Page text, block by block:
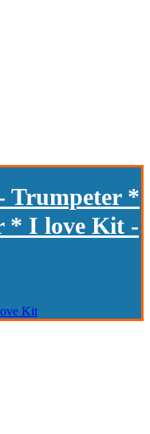
Trumpeter *
* I love Kit -
Kit